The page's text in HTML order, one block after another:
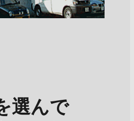
選んで